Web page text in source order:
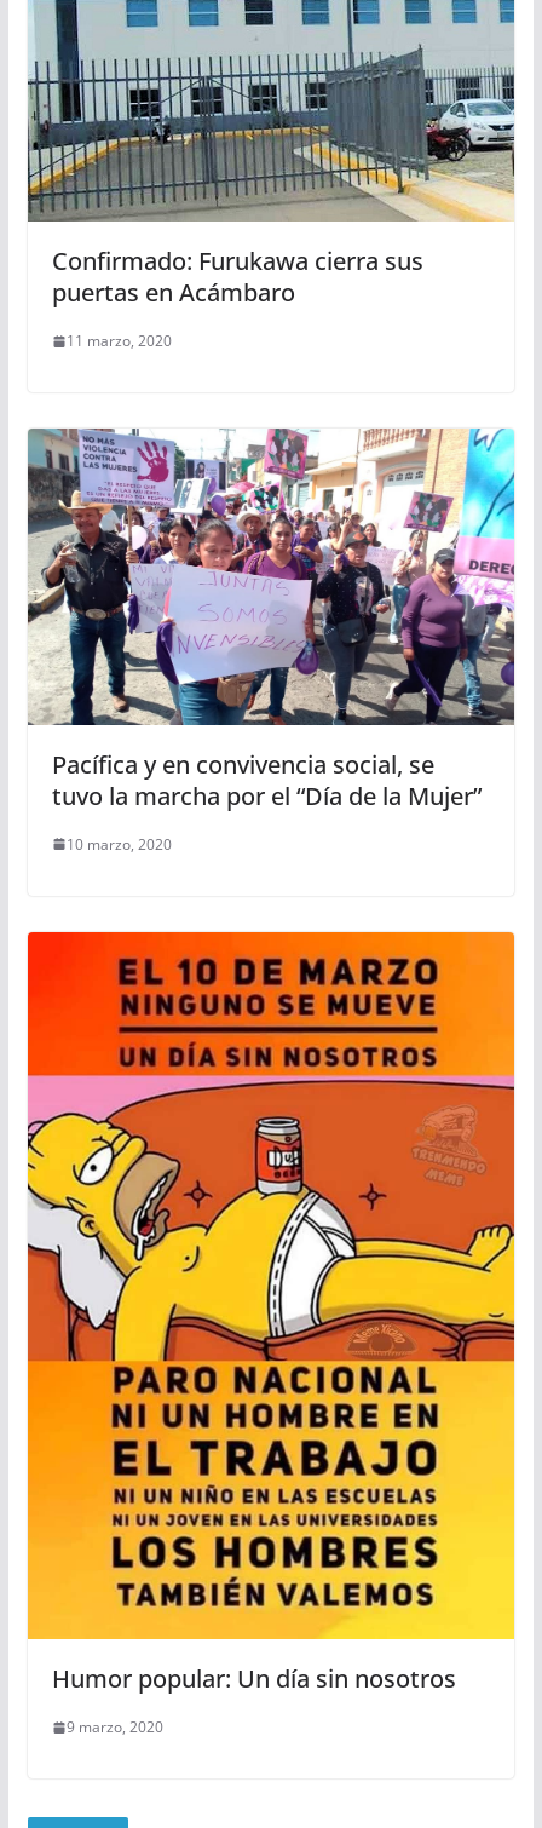
Confirmado: Furukawa cierra sus
puertas en Acámbaro
11 marzo, 2020
Pacífica y en convivencia social, se
tuvo la marcha por el “Día de la Mujer”
10 marzo, 2020
Humor popular: Un día sin nosotros
9 marzo, 2020